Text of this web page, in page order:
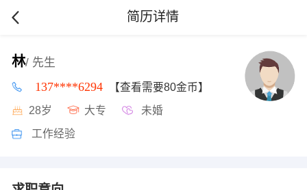
简历详情
林/ 先生
137****6294 【查看需要80金币】
28岁 大专 未婚
工作经验